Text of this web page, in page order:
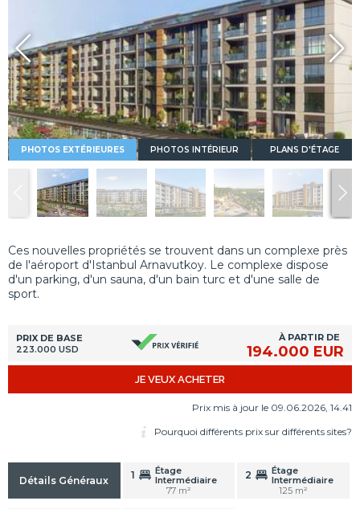
PHOTOS EXTÉRIEURES PHOTOS INTÉRIEUR PLANS D'ÉTAGE
Ces nouvelles propriétés se trouvent dans un complexe près
de l'aéroport d'Istanbul Arnavutkoy. Le complexe dispose
d'un parking, d'un sauna, d'un bain turc et d'une salle de
sport.
PRIX DE BASE
223.000 USD
À PARTIR DE
194.000 EUR
JE VEUX ACHETER
Prix mis à jour le 09.06.2026, 14.41
Pourquoi différents prix sur différents sites?
Détails Généraux 1
Étage
Intermédiaire
77 m²
2
Étage
Intermédiaire
125 m²